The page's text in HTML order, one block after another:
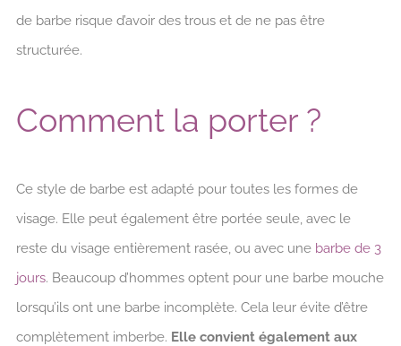
de barbe risque d’avoir des trous et de ne pas être
structurée.
Comment la porter ?
Ce style de barbe est adapté pour toutes les formes de
visage. Elle peut également être portée seule, avec le
reste du visage entièrement rasée, ou avec une barbe de 3
jours. Beaucoup d’hommes optent pour une barbe mouche
lorsqu’ils ont une barbe incomplète. Cela leur évite d’être
complètement imberbe. Elle convient également aux